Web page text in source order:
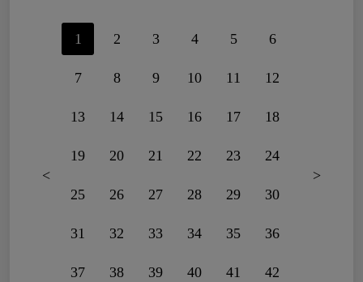
<
1 2 3 4 5 6
7 8 9 10 11 12
13 14 15 16 17 18
19 20 21 22 23 24
25 26 27 28 29 30
31 32 33 34 35 36
37 38 39 40 41 42
>